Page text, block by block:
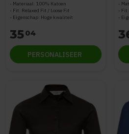
Materiaal: 100% Katoen
Fit: Relaxed Fit / Loose Fit
Eigenschap: Hoge kwaliteit
3504
PERSONALISEER